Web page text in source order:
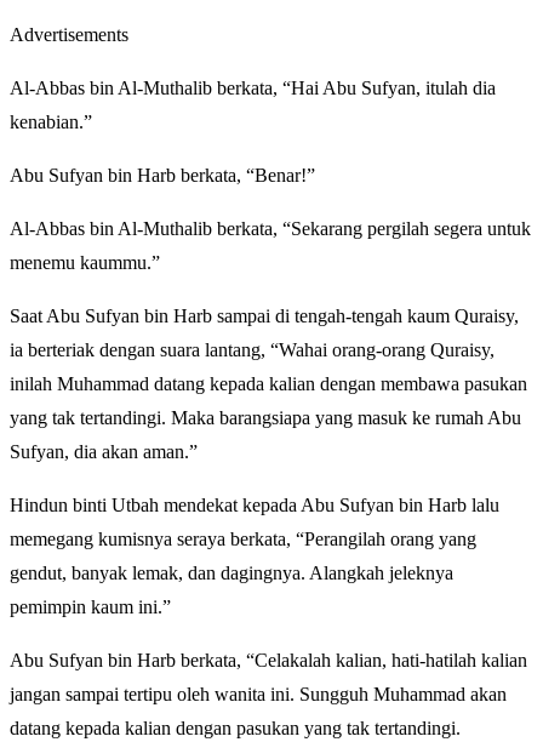
Advertisements
Al-Abbas bin Al-Muthalib berkata, “Hai Abu Sufyan, itulah dia
kenabian.”
Abu Sufyan bin Harb berkata, “Benar!”
Al-Abbas bin Al-Muthalib berkata, “Sekarang pergilah segera untuk
menemu kaummu.”
Saat Abu Sufyan bin Harb sampai di tengah-tengah kaum Quraisy,
ia berteriak dengan suara lantang, “Wahai orang-orang Quraisy,
inilah Muhammad datang kepada kalian dengan membawa pasukan
yang tak tertandingi. Maka barangsiapa yang masuk ke rumah Abu
Sufyan, dia akan aman.”
Hindun binti Utbah mendekat kepada Abu Sufyan bin Harb lalu
memegang kumisnya seraya berkata, “Perangilah orang yang
gendut, banyak lemak, dan dagingnya. Alangkah jeleknya
pemimpin kaum ini.”
Abu Sufyan bin Harb berkata, “Celakalah kalian, hati-hatilah kalian
jangan sampai tertipu oleh wanita ini. Sungguh Muhammad akan
datang kepada kalian dengan pasukan yang tak tertandingi.